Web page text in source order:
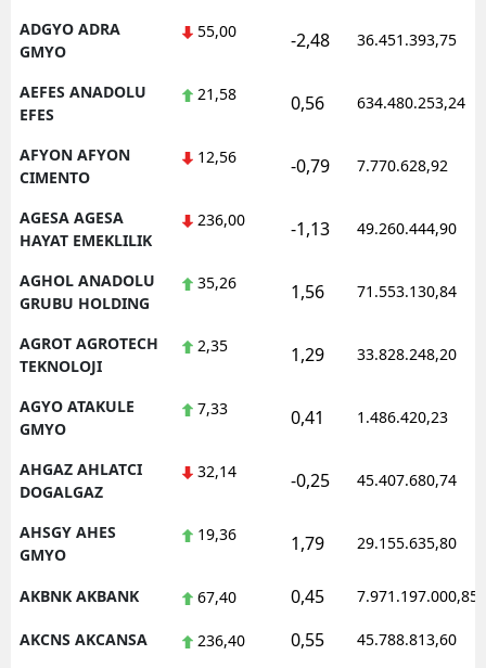
Hakkari
Mersin
Kırşehir
Kütahya
ADGYO ADRA
GMYO
55,00 -2,48 36.451.393,75
AEFES ANADOLU
EFES
21,58 0,56 634.480.253,24
AFYON AFYON
CIMENTO
12,56 -0,79 7.770.628,92
AGESA AGESA
HAYAT EMEKLILIK
236,00 -1,13 49.260.444,90
AGHOL ANADOLU
GRUBU HOLDING
35,26 1,56 71.553.130,84
AGROT AGROTECH
TEKNOLOJI
2,35 1,29 33.828.248,20
AGYO ATAKULE
GMYO
7,33 0,41 1.486.420,23
AHGAZ AHLATCI
DOGALGAZ
32,14 -0,25 45.407.680,74
AHSGY AHES
GMYO
19,36 1,79 29.155.635,80
AKBNK AKBANK 67,40 0,45 7.971.197.000,85
AKCNS AKCANSA 236,40 0,55 45.788.813,60